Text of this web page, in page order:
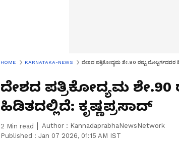
HOME KARNATAKA-NEWS ದೇಶದ ಪತ್ರಿಕೋದ್ಯಮ ಶೇ.90 ರಷ್ಟು ಮೇಲ್ಪರ್ಗದವರ
ದೇಶದ ಪತ್ರಿಕೋದ್ಯಮ ಶೇ.90
ಹಿಡಿತದಲ್ಲಿದೆ: ಕೃಷ್ಣಪ್ರಸಾದ್‌
2 Min read Author : KannadaprabhaNewsNetwork
Published : Jan 07 2026, 01:15 AM IST